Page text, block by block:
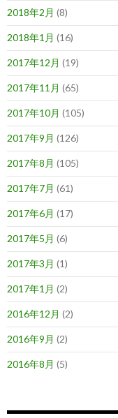
2018年2月 (8)
2018年1月 (16)
2017年12月 (19)
2017年11月 (65)
2017年10月 (105)
2017年9月 (126)
2017年8月 (105)
2017年7月 (61)
2017年6月 (17)
2017年5月 (6)
2017年3月 (1)
2017年1月 (2)
2016年12月 (2)
2016年9月 (2)
2016年8月 (5)